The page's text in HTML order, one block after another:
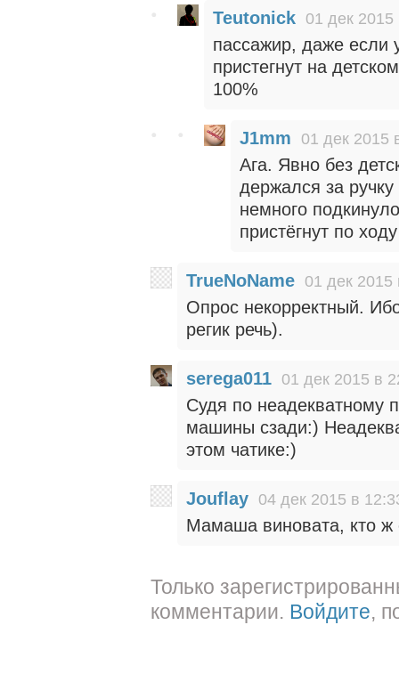
Teutonick 01 дек 2015
пассажир, даже если
пристегнут на
100%
J1mm 01 дек 2015
Ага. Явно без
держался за
немного
пристёгнут по
TrueNoName 01 дек 2015
Опрос некорректный.
регик речь).
serega011 01 дек 2015 в
Судя по неадекватному
машины сзади:)
этом чатике:)
Jouflay 04 дек 2015 в
Мамаша виновата, кто ж
Только
комментарии. Войдите,